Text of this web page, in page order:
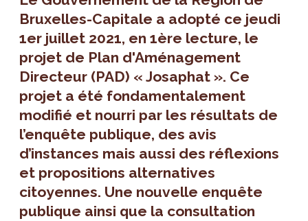
Bruxelles-Capitale a adopté ce jeudi
1er juillet 2021, en 1ère lecture, le
projet de Plan d'Aménagement
Directeur (PAD) « Josaphat ». Ce
projet a été fondamentalement
modifié et nourri par les résultats de
l’enquête publique, des avis
d’instances mais aussi des réflexions
et propositions alternatives
citoyennes. Une nouvelle enquête
publique ainsi que la consultation